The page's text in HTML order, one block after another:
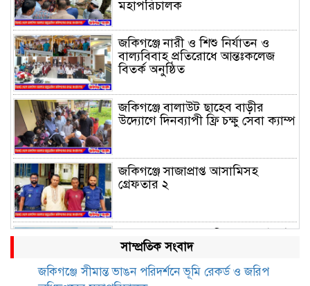
মহাপরিচালক
জকিগঞ্জে নারী ও শিশু নির্যাতন ও
বাল্যবিবাহ প্রতিরোধে আন্তঃকলেজ
বিতর্ক অনুষ্ঠিত
জকিগঞ্জে বালাউট ছাহেব বাড়ীর
উদ্যোগে দিনব্যাপী ফ্রি চক্ষু সেবা ক্যাম্প
জকিগঞ্জে সাজাপ্রাপ্ত আসামিসহ
গ্রেফতার ২
শুরু হচ্ছে সম্ভাব্যতা সমীক্ষা
সাম্প্রতিক সংবাদ
জকিগঞ্জে সীমান্ত ভাঙন পরিদর্শনে ভূমি রেকর্ড ও জরিপ